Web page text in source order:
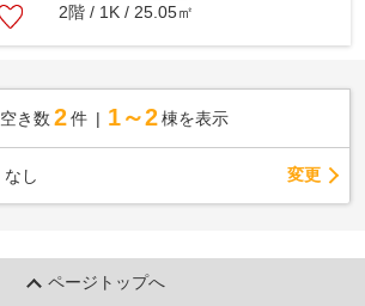
2階 / 1K / 25.05㎡
空き数 2 件 1～2 棟を表示
なし 変更
ページトップへ